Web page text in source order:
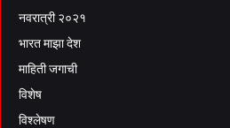
नवरात्री २०२१
भारत माझा देश
माहिती जगाची
विशेष
विश्लेषण